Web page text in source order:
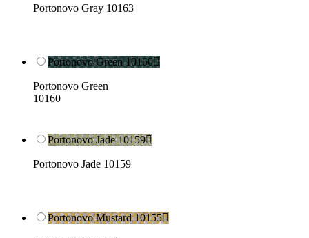
Portonovo Gray 10163
Portonovo Green 10160
Portonovo Green
10160
Portonovo Jade 10159
Portonovo Jade 10159
Portonovo Mustard 10155